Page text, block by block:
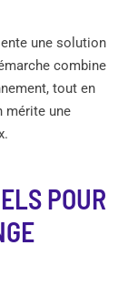
une solution
combine
tout en
mérite une
POUR